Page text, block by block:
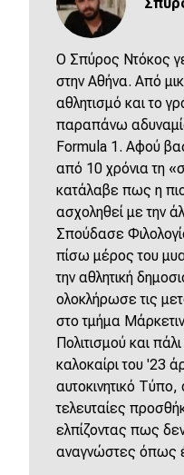
O Σπύρος Ντόκος
στην Αθήνα. Από
αθλητισμό και το
παραπάνω
Formula 1. Αφού
από 10 χρόνια τη
κατάλαβε πως η
ασχοληθεί με την
Σπούδασε
πίσω μέρος του
την αθλητική
ολοκλήρωσε τις
στο τμήμα
Πολιτισμού και
καλοκαίρι του '23
αυτοκινητικό
τελευταίες
ελπίζοντας πως
αναγνώστες όπως